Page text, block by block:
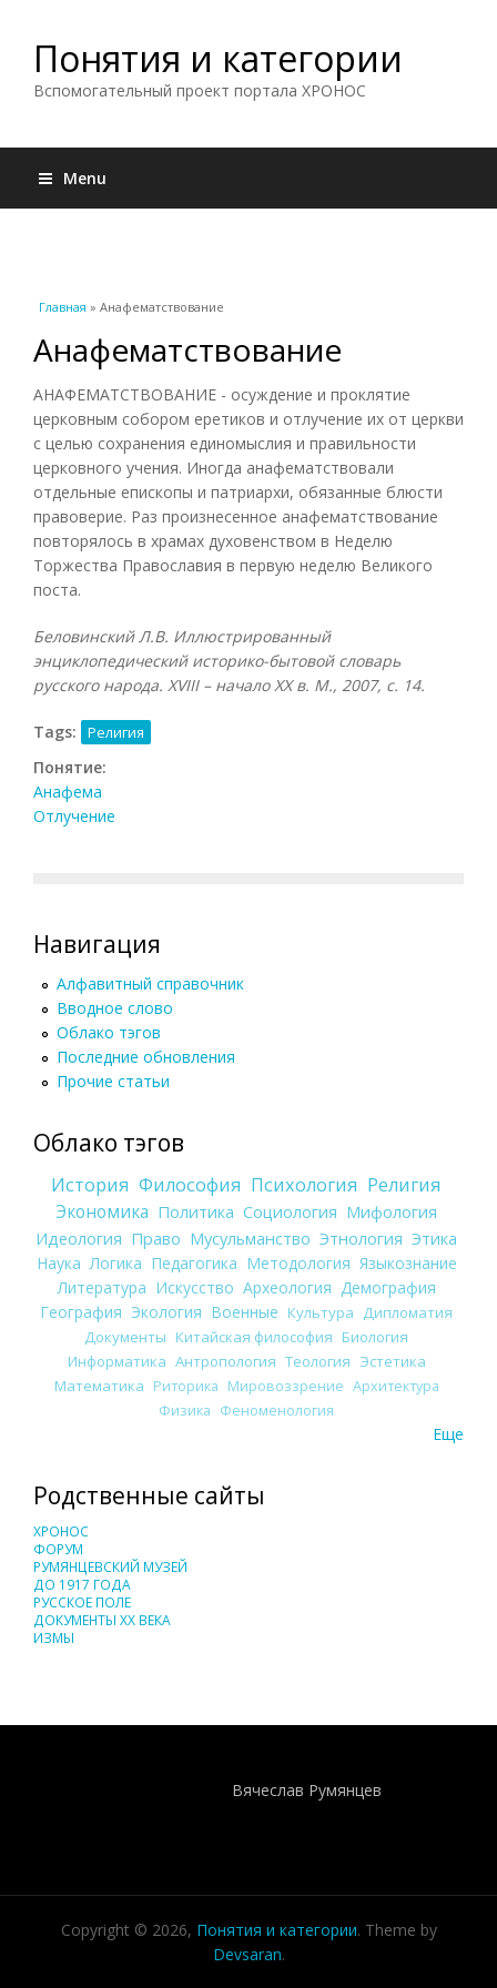
Понятия и категории
Вспомогательный проект портала ХРОНОС
Menu
Вы здесь
Главная » Анафематствование
Анафематствование
АНАФЕМАТСТВОВАНИЕ - осуждение и проклятие
церковным собором еретиков и отлучение их от церкви
с целью сохранения единомыслия и правильности
церковного учения. Иногда анафематствовали
отдельные епископы и патриархи, обязанные блюсти
правоверие. Раз произнесенное анафематствование
повторялось в храмах духовенством в Неделю
Торжества Православия в первую неделю Великого
поста.
Беловинский Л.В. Иллюстрированный
энциклопедический историко-бытовой словарь
русского народа. XVIII – начало XX в. М., 2007, с. 14.
Tags: Религия
Понятие:
Анафема
Отлучение
Навигация
Алфавитный справочник
Вводное слово
Облако тэгов
Последние обновления
Прочие статьи
Облако тэгов
История Философия Психология Религия
Экономика Политика Социология Мифология
Идеология Право Мусульманство Этнология Этика
Наука Логика Педагогика Методология Языкознание
Литература Искусство Археология Демография
География Экология Военные Культура
Дипломатия
Документы Китайская философия Биология
Информатика Антропология Теология Эстетика
Математика Риторика Мировоззрение Архитектура
Физика Феноменология
Еще
Родственные сайты
ХРОНОС
ФОРУМ
РУМЯНЦЕВСКИЙ МУЗЕЙ
ДО 1917 ГОДА
РУССКОЕ ПОЛЕ
ДОКУМЕНТЫ XX ВЕКА
ИЗМЫ
Вячеслав Румянцев
Copyright © 2026, Понятия и категории. Theme by
Devsaran.